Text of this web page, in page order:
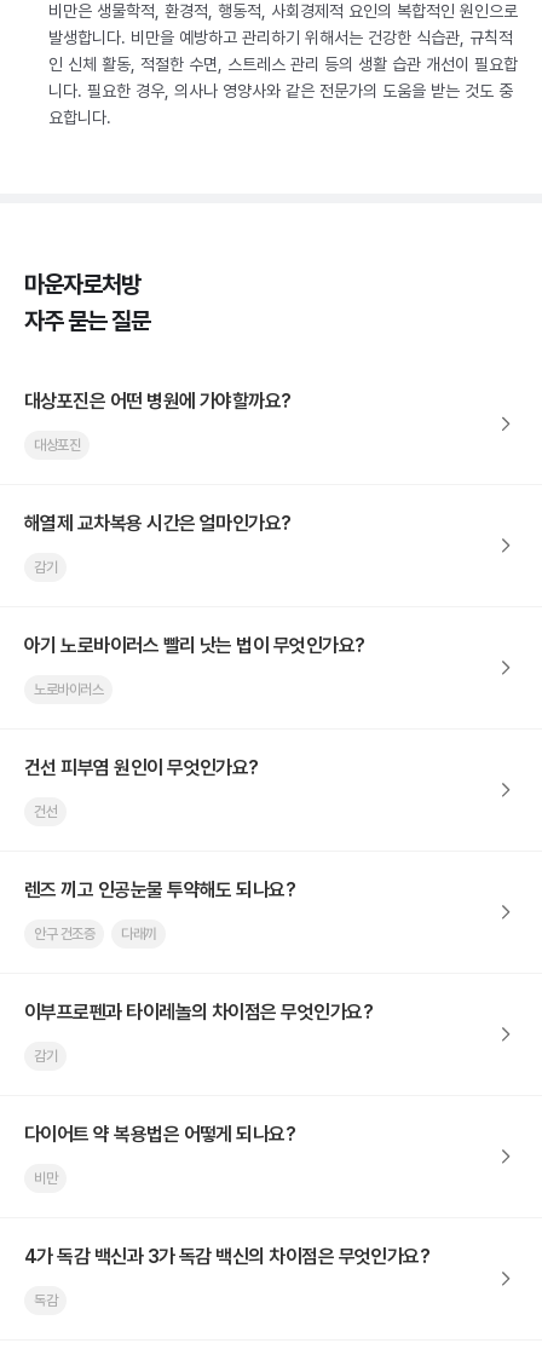
비만은 생물학적, 환경적, 행동적, 사회경제적 요인의 복합적인 원인으로
발생합니다. 비만을 예방하고 관리하기 위해서는 건강한 식습관, 규칙적
인 신체 활동, 적절한 수면, 스트레스 관리 등의 생활 습관 개선이 필요합
니다. 필요한 경우, 의사나 영양사와 같은 전문가의 도움을 받는 것도 중
요합니다.
마운자로처방
자주 묻는 질문
대상포진은 어떤 병원에 가야할까요?
대상포진
해열제 교차복용 시간은 얼마인가요?
감기
아기 노로바이러스 빨리 낫는 법이 무엇인가요?
노로바이러스
건선 피부염 원인이 무엇인가요?
건선
렌즈 끼고 인공눈물 투약해도 되나요?
안구 건조증 다래끼
이부프로펜과 타이레놀의 차이점은 무엇인가요?
감기
다이어트 약 복용법은 어떻게 되나요?
비만
4가 독감 백신과 3가 독감 백신의 차이점은 무엇인가요?
독감